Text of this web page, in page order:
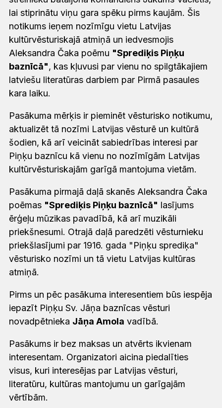
lai stiprinātu viņu gara spēku pirms kaujām. Šis
notikums ieņem nozīmīgu vietu Latvijas
kultūrvēsturiskajā atmiņā un iedvesmojis
Aleksandra Čaka poēmu "Sprediķis Piņķu
baznīcā", kas kļuvusi par vienu no spilgtākajiem
latviešu literatūras darbiem par Pirmā pasaules
kara laiku.
Pasākuma mērķis ir pieminēt vēsturisko notikumu,
aktualizēt tā nozīmi Latvijas vēsturē un kultūrā
šodien, kā arī veicināt sabiedrības interesi par
Piņķu baznīcu kā vienu no nozīmīgām Latvijas
kultūrvēsturiskajām garīgā mantojuma vietām.
Pasākuma pirmajā daļā skanēs Aleksandra Čaka
poēmas "Sprediķis Piņķu baznīcā" lasījums
ērģeļu mūzikas pavadībā, kā arī muzikāli
priekšnesumi. Otrajā daļā paredzēti vēsturnieku
priekšlasījumi par 1916. gada "Piņķu sprediķa"
vēsturisko nozīmi un tā vietu Latvijas kultūras
atmiņā.
Pirms un pēc pasākuma interesentiem būs iespēja
iepazīt Piņķu Sv. Jāņa baznīcas vēsturi
novadpētnieka Jāņa Amola vadībā.
Pasākums ir bez maksas un atvērts ikvienam
interesentam. Organizatori aicina piedalīties
visus, kuri interesējas par Latvijas vēsturi,
literatūru, kultūras mantojumu un garīgajām
vērtībām.